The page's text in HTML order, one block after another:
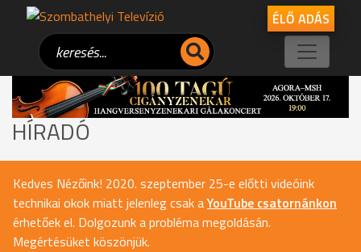
ÉLŐ ADÁS
HÍRADÓ
Kedves Nézőink! 2020. szeptember 25-e előtti videóink
technikai okok miatt jelenleg csak aYouTube csatornánkon
érhetőek el. Dolgozunk a probléma megoldásán.
Megértésüket köszönjük.